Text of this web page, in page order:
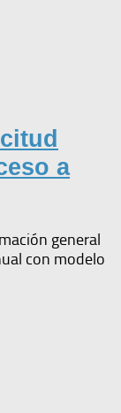
a
general
con modelo